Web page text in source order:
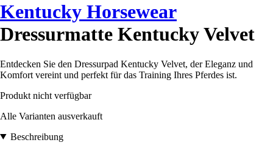
Kentucky Horsewear
Dressurmatte Kentucky Velvet
Entdecken Sie den Dressurpad Kentucky Velvet, der Eleganz und
Komfort vereint und perfekt für das Training Ihres Pferdes ist.
Produkt nicht verfügbar
Alle Varianten ausverkauft
Beschreibung